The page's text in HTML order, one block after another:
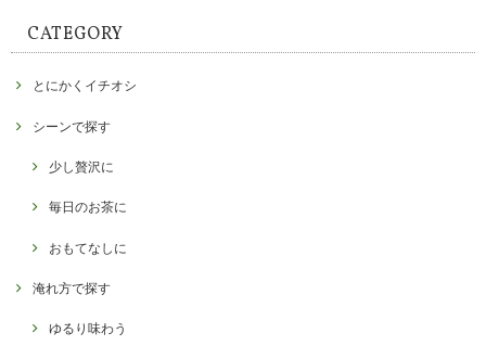
CATEGORY
とにかくイチオシ
シーンで探す
少し贅沢に
毎日のお茶に
おもてなしに
淹れ方で探す
ゆるり味わう